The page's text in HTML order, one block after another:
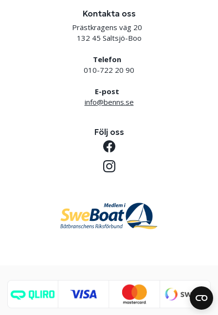
Kontakta oss
Prästkragens väg 20
132 45 Saltsjö-Boo
Telefon
010-722 20 90
E-post
info@benns.se
Följ oss